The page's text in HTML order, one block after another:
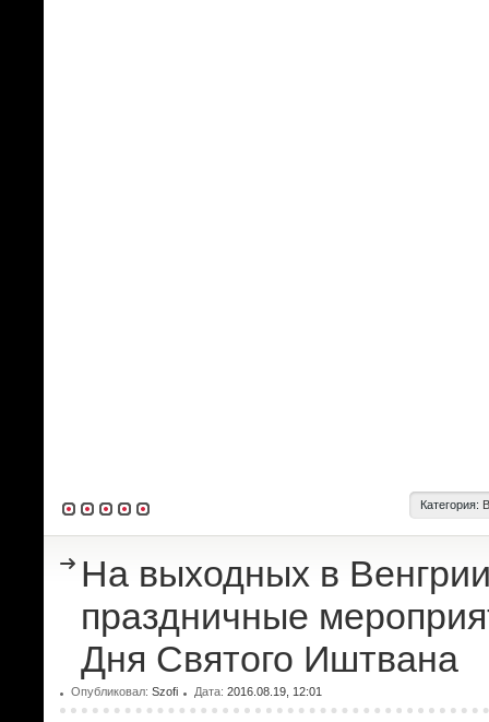
Категория:
На выходных в
праздничные
Дня Святого Иштвана
Опубликовал: Szofi Дата: 2016.08.19, 12:01